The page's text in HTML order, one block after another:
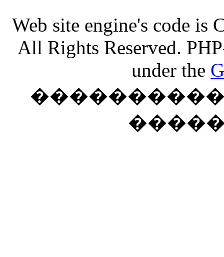
Web site engine's code
All Rights Reserved.
under the
����������